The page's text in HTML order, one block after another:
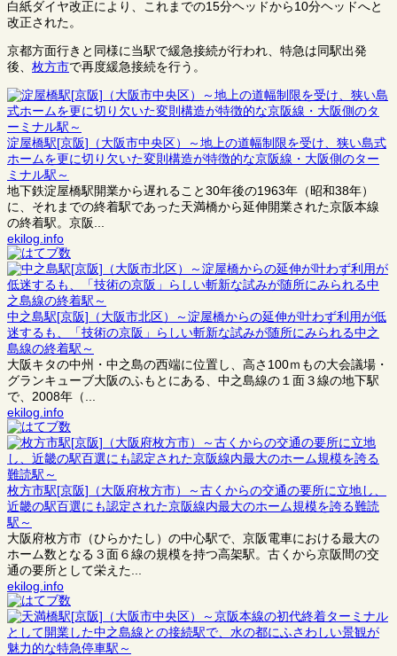
白紙ダイヤ改正により、これまでの15分ヘッドから10分ヘッドへと
改正された。
京都方面行きと同様に当駅で緩急接続が行われ、特急は同駅出発
後、 枚方市で再度緩急接続を行う。
淀屋橋駅[京阪]（大阪市中央区）～地上の道幅制限を受け、狭い島式
ホームを更に切り欠いた変則構造が特徴的な京阪線・大阪側のター
ミナル駅～
地下鉄淀屋橋駅開業から遅れること30年後の1963年（昭和38年）
に、それまでの終着駅であった天満橋から延伸開業された京阪本線
の終着駅。京阪...
ekilog.info
中之島駅[京阪]（大阪市北区）～淀屋橋からの延伸が叶わず利用が低
迷するも、「技術の京阪」らしい斬新な試みが随所にみられる中之
島線の終着駅～
大阪キタの中州・中之島の西端に位置し、高さ100ｍもの大会議場・
グランキューブ大阪のふもとにある、中之島線の１面３線の地下駅
で、2008年（...
ekilog.info
枚方市駅[京阪]（大阪府枚方市）～古くからの交通の要所に立地し、
近畿の駅百選にも認定された京阪線内最大のホーム規模を誇る難読
駅～
大阪府枚方市（ひらかたし）の中心駅で、京阪電車における最大の
ホーム数となる３面６線の規模を持つ高架駅。古くから京阪間の交
通の要所として栄えた...
ekilog.info